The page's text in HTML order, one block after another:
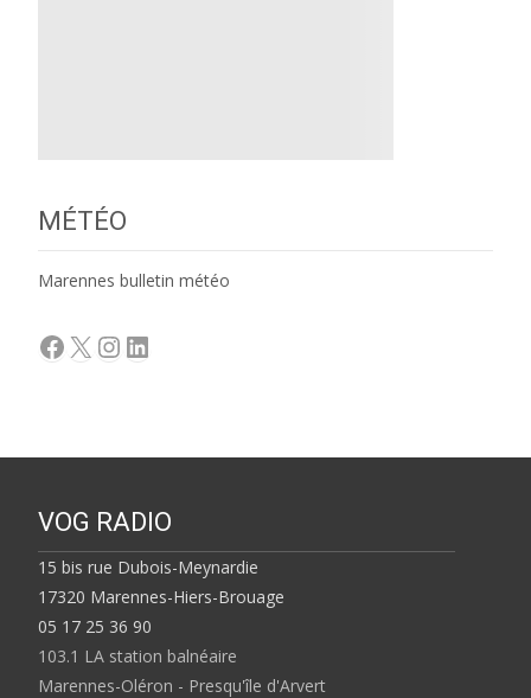
MÉTÉO
Marennes bulletin météo
Facebook
X Instagram
LinkedIn
VOG RADIO
15 bis rue Dubois-Meynardie
17320 Marennes-Hiers-Brouage
05 17 25 36 90
103.1 LA station balnéaire
Marennes-Oléron - Presqu'île d'Arvert